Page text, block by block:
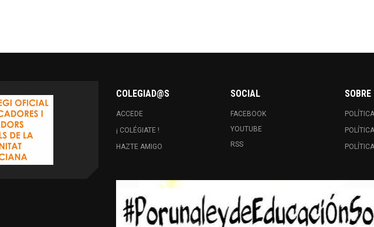
COLEGIAD@S
ACCEDE
¡ COLÉGIATE !
HAZTE AMIGO
SOCIAL
FACEBOOK
YOUTUBE
RSS